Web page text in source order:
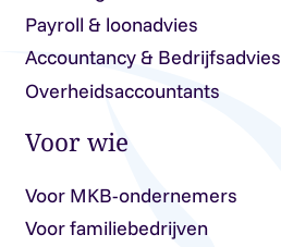
Payroll & loonadvies
Accountancy & Bedrijfsadvies
Overheidsaccountants
Voor wie
Voor MKB-ondernemers
Voor familiebedrijven